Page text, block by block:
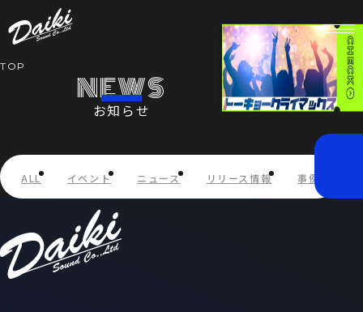
NEWS
SERVICE
COMPANY
TOP
NEWS
お知らせ
ALL イベント ニュース リリース情報 事例紹介